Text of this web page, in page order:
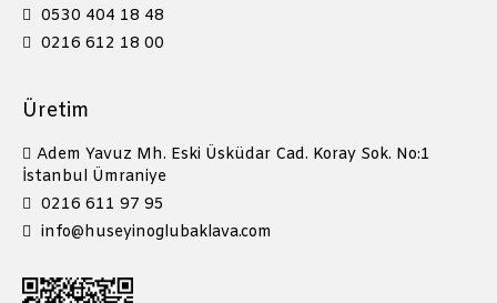
0530 404 18 48
0216 612 18 00
Üretim
Adem Yavuz Mh. Eski Üsküdar Cad. Koray Sok. No:1
İstanbul Ümraniye
0216 611 97 95
info@huseyinoglubaklava.com